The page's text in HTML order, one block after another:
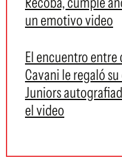
un emotivo video
El encuentro entre
Cavani le regaló
Juniors
el video